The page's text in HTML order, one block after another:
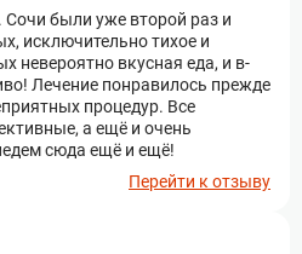
Сочи были уже второй раз и
исключительно тихое и
невероятно вкусная еда, и в-
Лечение понравилось прежде
процедур. Все
а ещё и очень
сюда ещё и ещё!
Перейти к отзыву